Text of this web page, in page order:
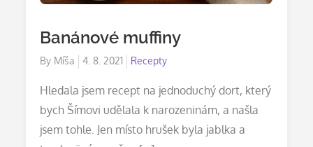
Banánové muffiny
By Míša
Posted
4. 8. 2021 Recepty
Hledala jsem recept na jednoduchý dort, který
bych Šímovi udělala k narozeninám, a našla
jsem tohle. Jen místo hrušek byla jablka a